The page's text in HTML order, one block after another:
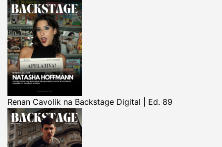
Renan Cavolik na Backstage Digital | Ed. 89